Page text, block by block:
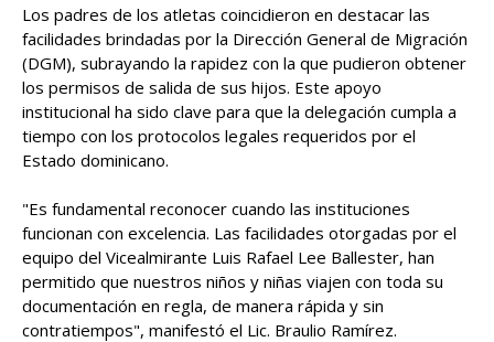
Los padres de los atletas coincidieron en destacar las
facilidades brindadas por la Dirección General de Migración
(DGM), subrayando la rapidez con la que pudieron obtener
los permisos de salida de sus hijos. Este apoyo
institucional ha sido clave para que la delegación cumpla a
tiempo con los protocolos legales requeridos por el
Estado dominicano.
"Es fundamental reconocer cuando las instituciones
funcionan con excelencia. Las facilidades otorgadas por el
equipo del Vicealmirante Luis Rafael Lee Ballester, han
permitido que nuestros niños y niñas viajen con toda su
documentación en regla, de manera rápida y sin
contratiempos", manifestó el Lic. Braulio Ramírez.